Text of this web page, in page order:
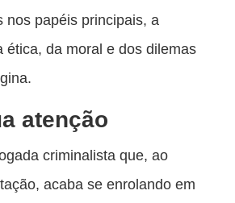
nos papéis principais, a
ética, da moral e dos dilemas
atenção
criminalista que, ao
acaba se enrolando em